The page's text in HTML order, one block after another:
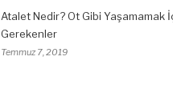
Atalet Nedir? Ot Gibi Yaşamamak
Gerekenler
Temmuz 7, 2019